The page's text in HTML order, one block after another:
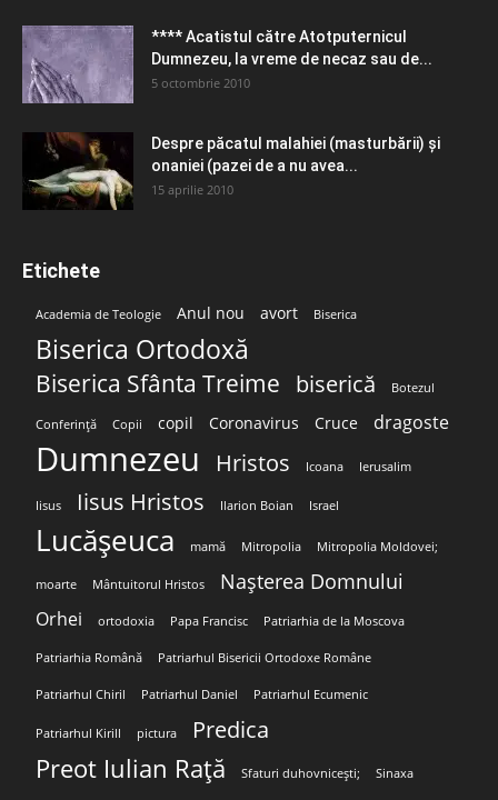
**** Acatistul către Atotputernicul
Dumnezeu, la vreme de necaz sau de...
5 octombrie 2010
Despre păcatul malahiei (masturbării) şi
onaniei (pazei de a nu avea...
15 aprilie 2010
Etichete
Academia de Teologie Anul nou avort Biserica
Biserica Ortodoxă
Biserica Sfânta Treime biserică Botezul
Conferință Copii copil Coronavirus Cruce dragoste
Dumnezeu Hristos Icoana Ierusalim
Iisus Iisus Hristos Ilarion Boian Israel
Lucășeuca mamă Mitropolia Mitropolia Moldovei;
moarte Mântuitorul Hristos Nașterea Domnului
Orhei ortodoxia Papa Francisc Patriarhia de la Moscova
Patriarhia Română Patriarhul Bisericii Ortodoxe Române
Patriarhul Chiril Patriarhul Daniel Patriarhul Ecumenic
Patriarhul Kirill pictura Predica
Preot Iulian Rață Sfaturi duhovnicești; Sinaxa